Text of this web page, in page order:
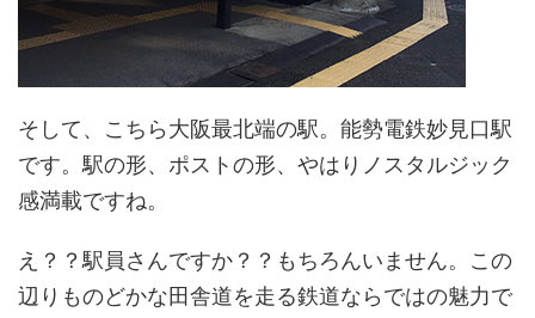
そして、こちら大阪最北端の駅。能勢電鉄妙見口駅
です。駅の形、ポストの形、やはりノスタルジック
感満載ですね。
え？？駅員さんですか？？もちろんいません。この
辺りものどかな田舎道を走る鉄道ならではの魅力で